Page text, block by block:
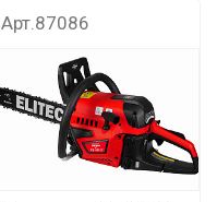
Арт.87086